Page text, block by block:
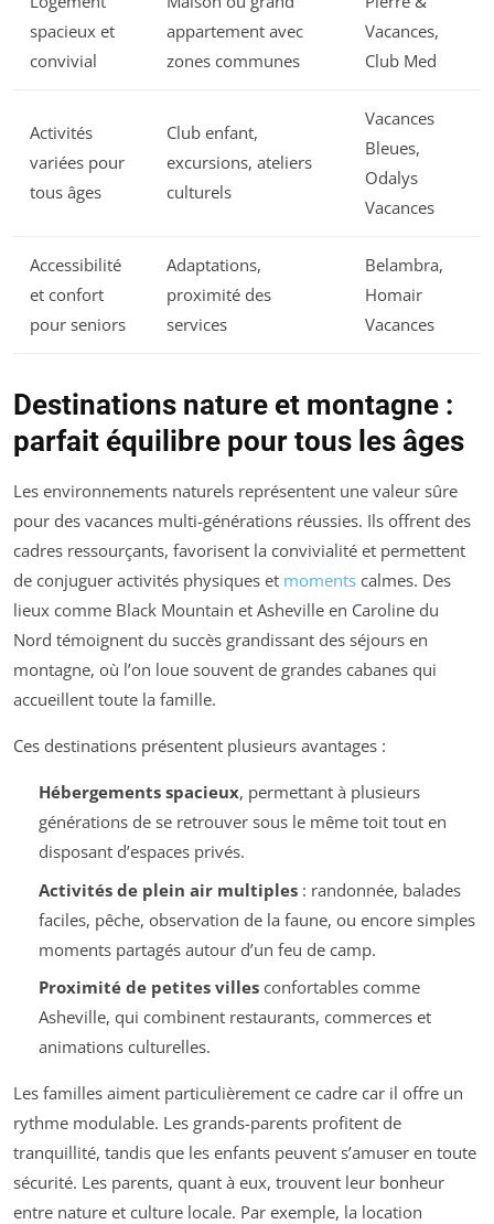
spacieux et
convivial
appartement avec
zones communes
Vacances,
Club Med
Activités
variées pour
tous âges
Club enfant,
excursions, ateliers
culturels
Vacances
Bleues,
Odalys
Vacances
Accessibilité
et confort
pour seniors
Adaptations,
proximité des
services
Belambra,
Homair
Vacances
Destinations nature et montagne :
parfait équilibre pour tous les âges
Les environnements naturels représentent une valeur sûre
pour des vacances multi-générations réussies. Ils offrent des
cadres ressourçants, favorisent la convivialité et permettent
de conjuguer activités physiques et moments calmes. Des
lieux comme Black Mountain et Asheville en Caroline du
Nord témoignent du succès grandissant des séjours en
montagne, où l’on loue souvent de grandes cabanes qui
accueillent toute la famille.
Ces destinations présentent plusieurs avantages :
Hébergements spacieux, permettant à plusieurs
générations de se retrouver sous le même toit tout en
disposant d’espaces privés.
Activités de plein air multiples: randonnée, balades
faciles, pêche, observation de la faune, ou encore simples
moments partagés autour d’un feu de camp.
Proximité de petites villesconfortables comme
Asheville, qui combinent restaurants, commerces et
animations culturelles.
Les familles aiment particulièrement ce cadre car il offre un
rythme modulable. Les grands-parents profitent de
tranquillité, tandis que les enfants peuvent s’amuser en toute
sécurité. Les parents, quant à eux, trouvent leur bonheur
entre nature et culture locale. Par exemple, la location